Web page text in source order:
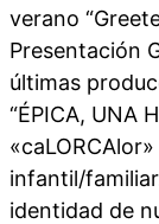
verano
Presentación
últimas
“ÉPICA, UNA
infantil/
identidad de